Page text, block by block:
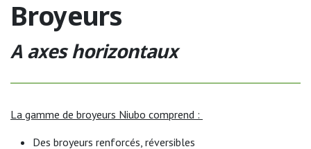
Broyeurs
A axes horizontaux
La gamme de broyeurs Niubo comprend :
Des broyeurs renforcés, réversibles